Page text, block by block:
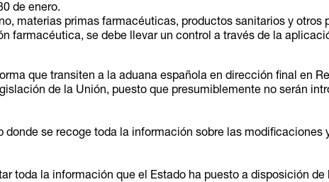
de enero.
materias primas farmacéuticas, productos sanitarios y otros
farmacéutica, se debe llevar un control a través de la
que transiten a la aduana española en dirección final en
de la Unión, puesto que presumiblemente no serán
se recoge toda la información sobre las modificaciones
toda la información que el Estado ha puesto a disposición de